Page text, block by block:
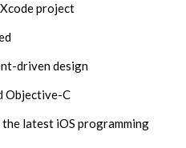
project
driven design
Objective-C
latest iOS programming